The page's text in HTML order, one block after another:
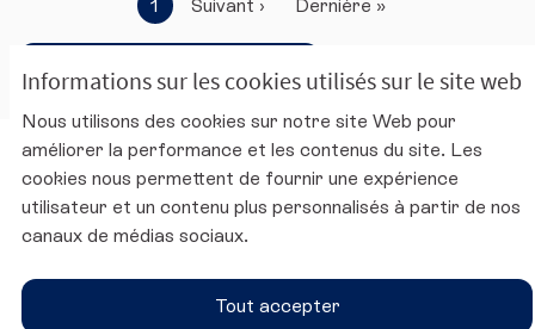
Informations sur les cookies utilisés sur le site web
Nous utilisons des cookies sur notre site Web pour
améliorer la performance et les contenus du site. Les
cookies nous permettent de fournir une expérience
utilisateur et un contenu plus personnalisés à partir de nos
canaux de médias sociaux.
Tout accepter
1 Suivant › Dernière »
Accéder à la corbeille ouverte
Charte d'utilisation de la plateforme
Mentions légales
Conditions générales d'utilisation
Paramètres des cookies